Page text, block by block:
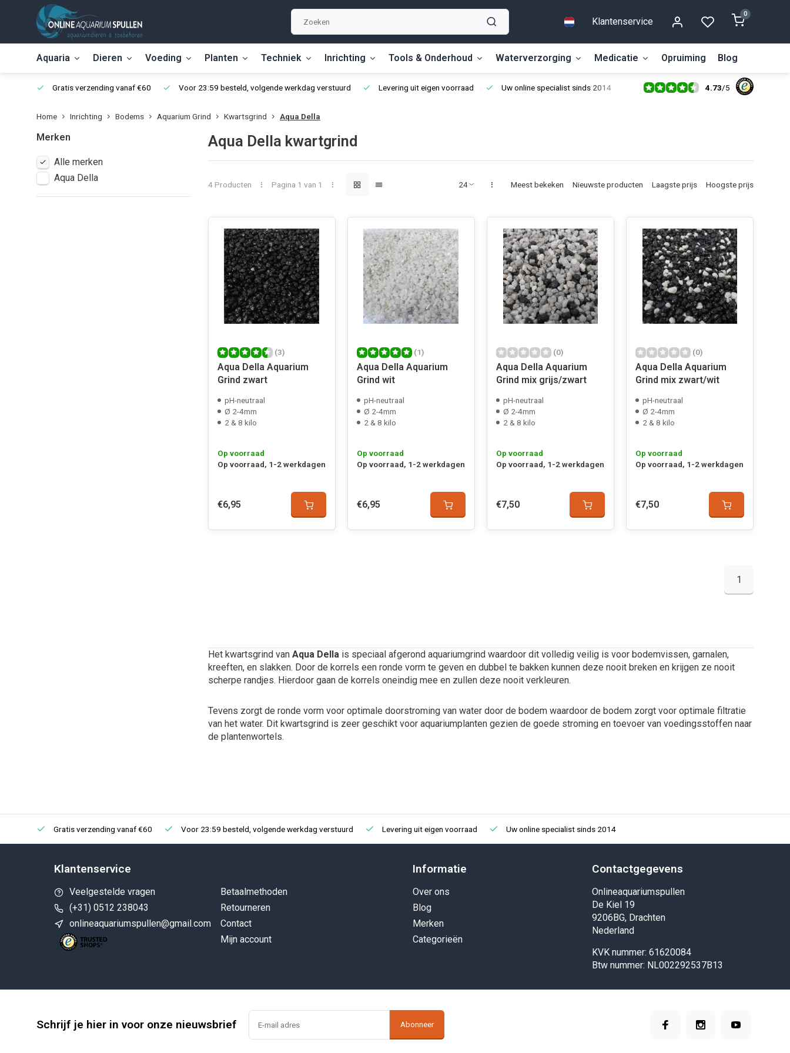
Klantenservice
0
Aquaria Dieren Voeding Planten Techniek Inrichting Tools & Onderhoud Waterverzorging Medicatie Opruiming Blog
Gratis verzending vanaf €60 Voor 23:59 besteld, volgende werkdag verstuurd Levering uit eigen voorraad Uw online specialist sinds 2014 4.73/5
Home Inrichting Bodems Aquarium Grind Kwartsgrind Aqua Della
Merken
Alle merken
Aqua Della
Aqua Della kwartgrind
4 Producten Pagina 1 van 1 Meest bekeken Nieuwste producten Laagste prijs Hoogste prijs
(3)
Aqua Della Aquarium
Grind zwart
pH-neutraal
Ø 2-4mm
2 & 8 kilo
Op voorraad
Op voorraad, 1-2 werkdagen
€6,95
(1)
Aqua Della Aquarium
Grind wit
pH-neutraal
Ø 2-4mm
2 & 8 kilo
Op voorraad
Op voorraad, 1-2 werkdagen
€6,95
(0)
Aqua Della Aquarium
Grind mix grijs/zwart
pH-neutraal
Ø 2-4mm
2 & 8 kilo
Op voorraad
Op voorraad, 1-2 werkdagen
€7,50
(0)
Aqua Della Aquarium
Grind mix zwart/wit
pH-neutraal
Ø 2-4mm
2 & 8 kilo
Op voorraad
Op voorraad, 1-2 werkdagen
€7,50
1
Het kwartsgrind van Aqua Dellais speciaal afgerond aquariumgrind waardoor dit volledig veilig is voor bodemvissen, garnalen,
kreeften, en slakken. Door de korrels een ronde vorm te geven en dubbel te bakken kunnen deze nooit breken en krijgen ze nooit
scherpe randjes. Hierdoor gaan de korrels oneindig mee en zullen deze nooit verkleuren.
Tevens zorgt de ronde vorm voor optimale doorstroming van water door de bodem waardoor de bodem zorgt voor optimale filtratie
van het water. Dit kwartsgrind is zeer geschikt voor aquariumplanten gezien de goede stroming en toevoer van voedingsstoffen naar
de plantenwortels.
Gratis verzending vanaf €60 Voor 23:59 besteld, volgende werkdag verstuurd Levering uit eigen voorraad Uw online specialist sinds 2014
Klantenservice
Veelgestelde vragen
(+31) 0512 238043
onlineaquariumspullen@gmail.com
Betaalmethoden
Retourneren
Contact
Mijn account
Informatie
Over ons
Blog
Merken
Categorieën
Contactgegevens
Onlineaquariumspullen
De Kiel 19
9206BG, Drachten
Nederland
KVK nummer: 61620084
Btw nummer: NL002292537B13
Schrijf je hier in voor onze nieuwsbrief Abonneer